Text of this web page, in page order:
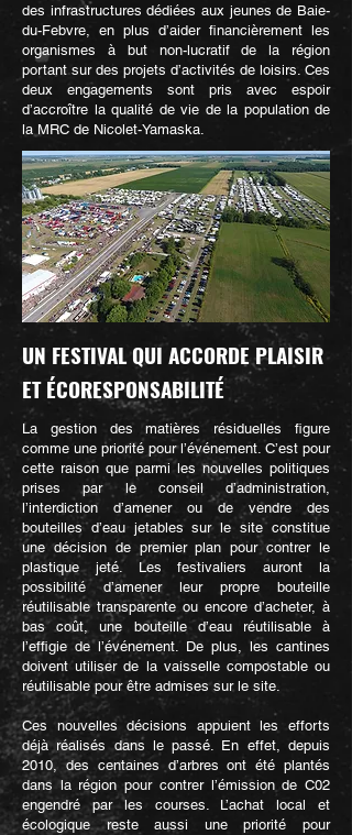
des infrastructures dédiées aux jeunes de Baie-
du-Febvre, en plus d’aider financièrement les
organismes à but non-lucratif de la région
portant sur des projets d’activités de loisirs. Ces
deux engagements sont pris avec espoir
d’accroître la qualité de vie de la population de
la MRC de Nicolet-Yamaska.
UN FESTIVAL QUI ACCORDE PLAISIR
ET ÉCORESPONSABILITÉ
La gestion des matières résiduelles figure
comme une priorité pour l’événement. C’est pour
cette raison que parmi les nouvelles politiques
prises par le conseil d’administration,
l’interdiction d’amener ou de vendre des
bouteilles d’eau jetables sur le site constitue
une décision de premier plan pour contrer le
plastique jeté. Les festivaliers auront la
possibilité d’amener leur propre bouteille
réutilisable transparente ou encore d’acheter, à
bas coût, une bouteille d’eau réutilisable à
l’effigie de l’événement. De plus, les cantines
doivent utiliser de la vaisselle compostable ou
réutilisable pour être admises sur le site.
Ces nouvelles décisions appuient les efforts
déjà réalisés dans le passé. En effet, depuis
2010, des centaines d’arbres ont été plantés
dans la région pour contrer l’émission de C02
engendré par les courses. L’achat local et
écologique reste aussi une priorité pour